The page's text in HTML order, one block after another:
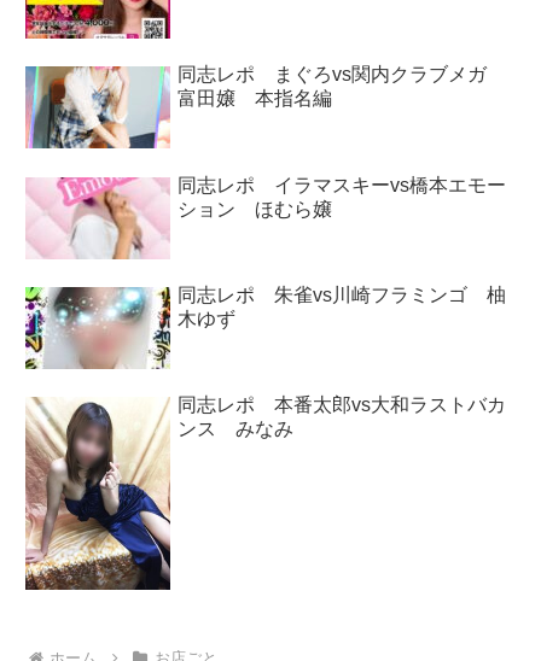
同志レポ まぐろvs関内クラブメガ
富田嬢 本指名編
同志レポ イラマスキーvs橋本エモー
ション ほむら嬢
同志レポ 朱雀vs川崎フラミンゴ 柚
木ゆず
同志レポ 本番太郎vs大和ラストバカ
ンス みなみ